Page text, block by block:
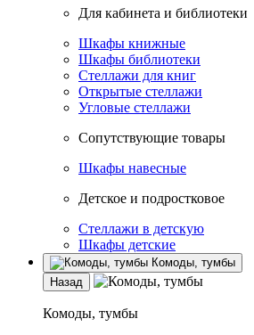
Для кабинета и библиотеки
Шкафы книжные
Шкафы библиотеки
Стеллажи для книг
Открытые стеллажи
Угловые стеллажи
Сопутствующие товары
Шкафы навесные
Детское и подростковое
Стеллажи в детскую
Шкафы детские
Комоды, тумбы
Назад
Комоды, тумбы